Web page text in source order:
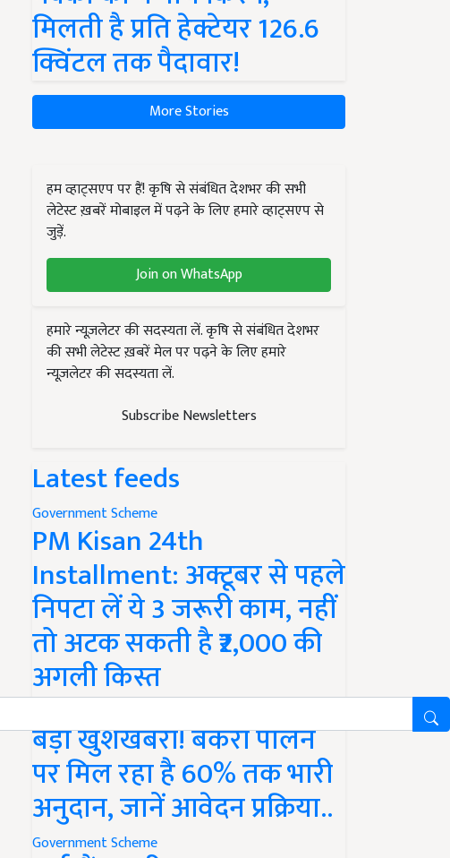
मिलती है प्रति हेक्टेयर 126.6
क्विंटल तक पैदावार!
More Stories
हम व्हाट्सएप पर हैं! कृषि से संबंधित देशभर की सभी
लेटेस्ट ख़बरें मोबाइल में पढ़ने के लिए हमारे व्हाट्सएप से
जुड़ें.
Join on WhatsApp
हमारे न्यूज़लेटर की सदस्यता लें. कृषि से संबंधित देशभर
की सभी लेटेस्ट ख़बरें मेल पर पढ़ने के लिए हमारे
न्यूज़लेटर की सदस्यता लें.
Subscribe Newsletters
Latest feeds
Government Scheme
PM Kisan 24th
Installment: अक्टूबर से पहले
निपटा लें ये 3 जरूरी काम, नहीं
तो अटक सकती है ₹2,000 की
अगली किस्त
बड़ी खुशखबरी! बकरी पालन
पर मिल रहा है 60% तक भारी
अनुदान, जानें आवेदन प्रक्रिया..
Government Scheme